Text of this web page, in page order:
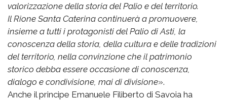
valorizzazione della storia del Palio e del territorio.
Il Rione Santa Caterina continuerà a promuovere,
insieme a tutti i protagonisti del Palio di Asti, la
conoscenza della storia, della cultura e delle tradizioni
del territorio, nella convinzione che il patrimonio
storico debba essere occasione di conoscenza,
dialogo e condivisione, mai di divisione».
Anche il principe Emanuele Filiberto di Savoia ha